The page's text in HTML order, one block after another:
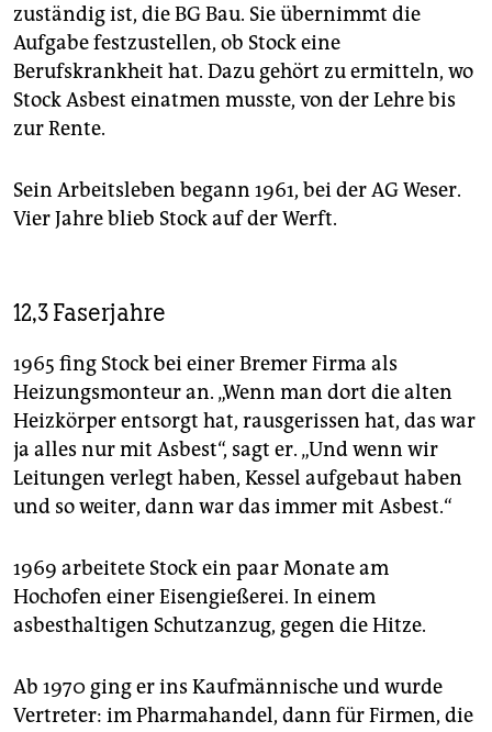
zuständig ist, die BG Bau. Sie übernimmt die
Aufgabe festzustellen, ob Stock eine
Berufskrankheit hat. Dazu gehört zu ermitteln, wo
Stock Asbest einatmen musste, von der Lehre bis
zur Rente.
Sein Arbeitsleben begann 1961, bei der AG Weser.
Vier Jahre blieb Stock auf der Werft.
12,3 Faserjahre
1965 fing Stock bei einer Bremer Firma als
Heizungsmonteur an. „Wenn man dort die alten
Heizkörper entsorgt hat, rausgerissen hat, das war
ja alles nur mit Asbest“, sagt er. „Und wenn wir
Leitungen verlegt haben, Kessel aufgebaut haben
und so weiter, dann war das immer mit Asbest.“
1969 arbeitete Stock ein paar Monate am
Hochofen einer Eisengießerei. In einem
asbesthaltigen Schutzanzug, gegen die Hitze.
Ab 1970 ging er ins Kaufmännische und wurde
Vertreter: im Pharmahandel, dann für Firmen, die